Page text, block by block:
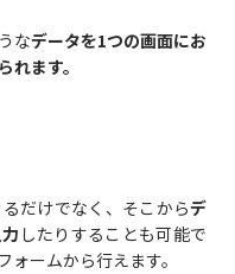
なデータを1つの画面にお
ます。
だけでなく、そこからデ
したりすることも可能で
ォームから行えます。